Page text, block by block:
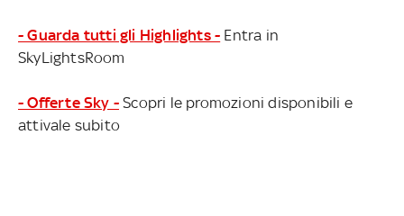
- Guarda tutti gli Highlights - Entra in
SkyLightsRoom
- Offerte Sky - Scopri le promozioni disponibili e
attivale subito